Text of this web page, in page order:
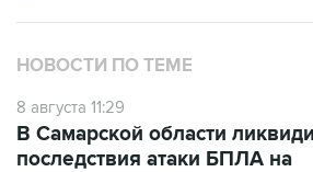
НОВОСТИ ПО ТЕМЕ
8 августа 11:29
В Самарской области
последствия атаки БПЛА на